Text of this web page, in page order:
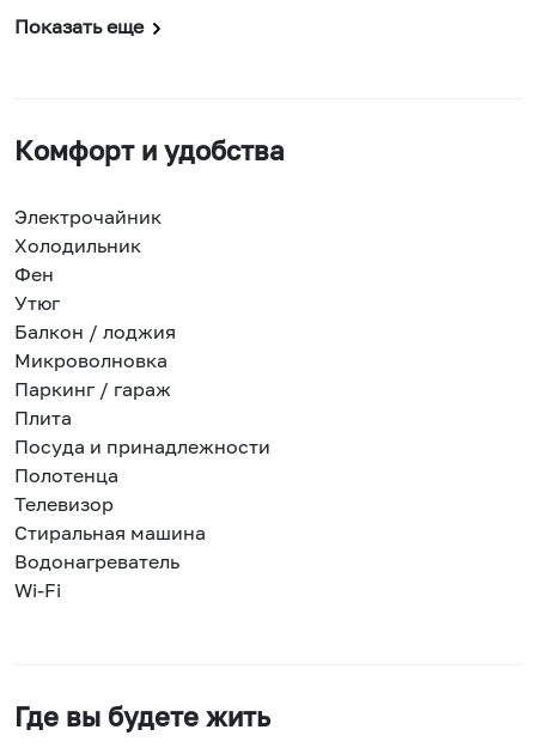
Показать еще
Комфорт и удобства
Электрочайник
Холодильник
Фен
Утюг
Балкон / лоджия
Микроволновка
Паркинг / гараж
Плита
Посуда и принадлежности
Полотенца
Телевизор
Стиральная машина
Водонагреватель
Wi-Fi
Где вы будете жить